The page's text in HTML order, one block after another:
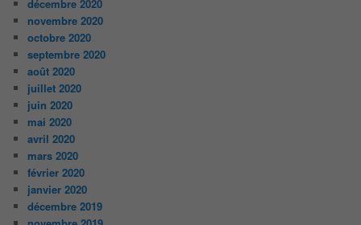
décembre 2020
novembre 2020
octobre 2020
septembre 2020
août 2020
juillet 2020
juin 2020
mai 2020
avril 2020
mars 2020
février 2020
janvier 2020
décembre 2019